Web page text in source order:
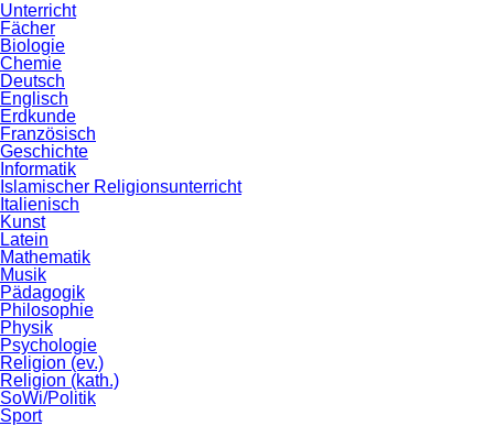
Unterricht
Fächer
Biologie
Chemie
Deutsch
Englisch
Erdkunde
Französisch
Geschichte
Informatik
Islamischer Religionsunterricht
Italienisch
Kunst
Latein
Mathematik
Musik
Pädagogik
Philosophie
Physik
Psychologie
Religion (ev.)
Religion (kath.)
SoWi/Politik
Sport